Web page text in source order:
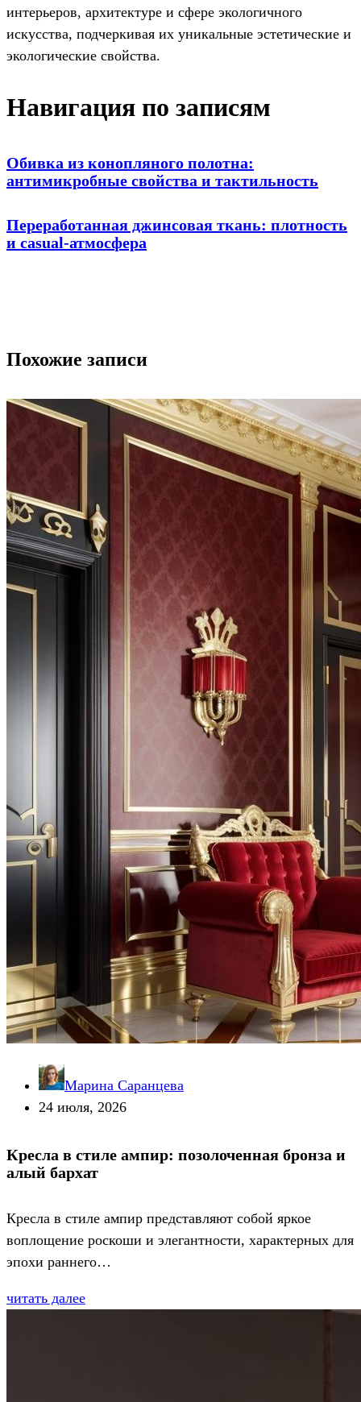
интерьеров, архитектуре и сфере экологичного
искусства, подчеркивая их уникальные эстетические и
экологические свойства.
Навигация по записям
Обивка из конопляного полотна:
антимикробные свойства и тактильность
Переработанная джинсовая ткань: плотность
и casual-атмосфера
Похожие записи
Марина Саранцева
24 июля, 2026
Кресла в стиле ампир: позолоченная бронза и
алый бархат
Кресла в стиле ампир представляют собой яркое
воплощение роскоши и элегантности, характерных для
эпохи раннего…
читать далее